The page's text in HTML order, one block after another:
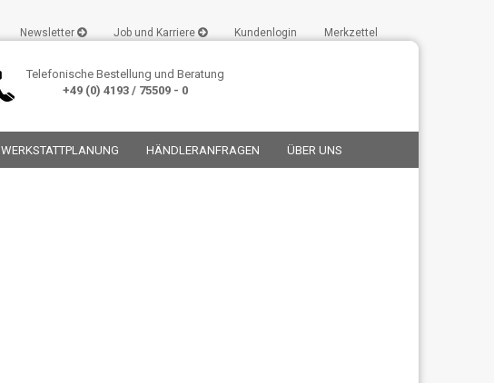
Newsletter Job und Karriere Kundenlogin Merkzettel
Telefonische Bestellung und Beratung
+49 (0) 4193 / 75509 - 0
WERKSTATTPLANUNG HÄNDLERANFRAGEN ÜBER UNS